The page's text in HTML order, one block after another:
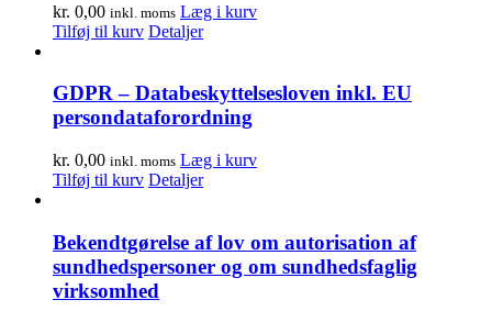
kr. 0,00 inkl. moms Læg i kurv
Tilføj til kurv Detaljer
GDPR – Databeskyttelsesloven inkl. EU
persondataforordning
kr. 0,00 inkl. moms Læg i kurv
Tilføj til kurv Detaljer
Bekendtgørelse af lov om autorisation af
sundhedspersoner og om sundhedsfaglig
virksomhed